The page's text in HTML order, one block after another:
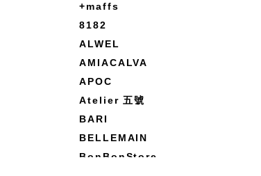
+maffs
8182
ALWEL
AMIACALVA
APOC
Atelier 五號
BARI
BELLEMAIN
BonBonStore